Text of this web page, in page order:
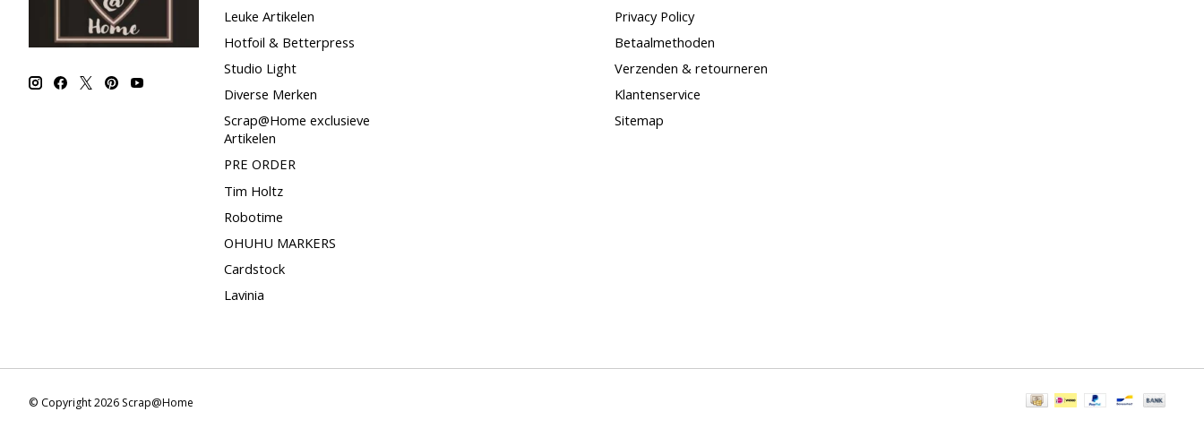
Leuke Artikelen
Hotfoil & Betterpress
Studio Light
Diverse Merken
Scrap@Home exclusieve
Artikelen
PRE ORDER
Tim Holtz
Robotime
OHUHU MARKERS
Cardstock
Lavinia
Privacy Policy
Betaalmethoden
Verzenden & retourneren
Klantenservice
Sitemap
© Copyright 2026 Scrap@Home